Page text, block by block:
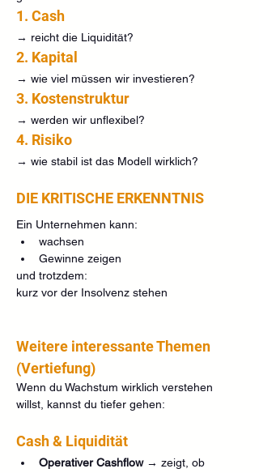
1. Cash
→ reicht die Liquidität?
2. Kapital
→ wie viel müssen wir investieren?
3. Kostenstruktur
→ werden wir unflexibel?
4. Risiko
→ wie stabil ist das Modell wirklich?
DIE KRITISCHE ERKENNTNIS
Ein Unternehmen kann:
wachsen
Gewinne zeigen
und trotzdem:
kurz vor der Insolvenz stehen
Weitere interessante Themen
(Vertiefung)
Wenn du Wachstum wirklich verstehen
willst, kannst du tiefer gehen:
Cash & Liquidität
Operativer Cashflow → zeigt, ob